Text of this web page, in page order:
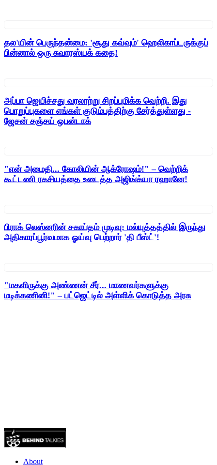
தல'யின் பெருந்தன்மை: 'சூது கவ்வும்' ஹெலிகாப்டருக்குப்
பின்னால் ஒரு சுவாரஸ்யக் கதை!
அப்பா ஜெயிச்சது வரலாற்று சிறப்புமிக்க வெற்றி. இது
பொறுப்புகளை எங்கள் குடும்பத்திற்கு சேர்த்துள்ளது -
ஜேசன் சஞ்சய் ஒபன்டாக்
"என் அமைதி... கோலியின் ஆக்ரோஷம்!" – வெற்றிக்
கூட்டணி ரகசியத்தை உடைத்த அஜிங்க்யா ரஹானே!
பிராக் லெஸ்னரின் சகாப்தம் முடிவு: மல்யுத்தத்தில் இருந்து
அதிகாரப்பூர்வமாக ஓய்வு பெற்றார் 'தி பீஸ்ட்'!
"மகளிருக்கு அண்ணன் சீர்... மாணவர்களுக்கு
மடிக்கணினி!" – பட்ஜெட்டில் அள்ளிக் கொடுத்த அரசு
About